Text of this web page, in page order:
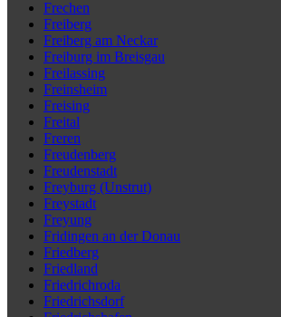
Frechen
Freiberg
Freiberg am Neckar
Freiburg im Breisgau
Freilassing
Freinsheim
Freising
Freital
Freren
Freudenberg
Freudenstadt
Freyburg (Unstrut)
Freystadt
Freyung
Fridingen an der Donau
Friedberg
Friedland
Friedrichroda
Friedrichsdorf